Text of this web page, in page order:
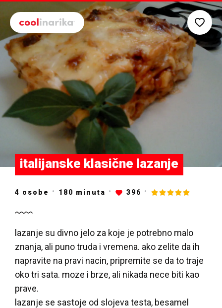
Preskoči na glavni sadržaj
italijanske klasične lazanje
4 osobe 180 minuta 396
lazanje su divno jelo za koje je potrebno malo
znanja, ali puno truda i vremena. ako zelite da ih
napravite na pravi nacin, pripremite se da to traje
oko tri sata. moze i brze, ali nikada nece biti kao
prave.
lazanje se sastoje od slojeva testa, besamel